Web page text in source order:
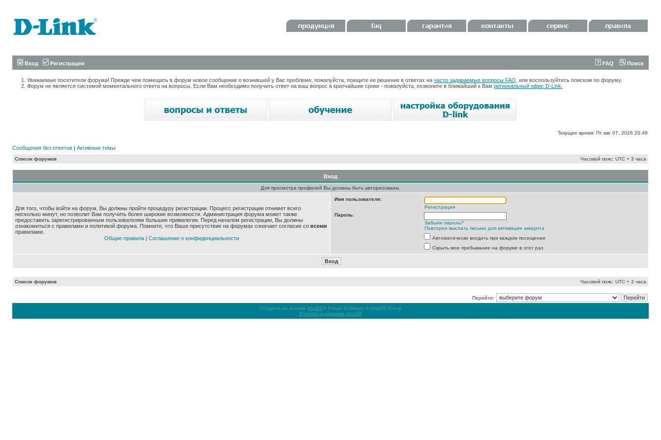
Вход Регистрация FAQ Поиск
Уважаемые посетители форума! Прежде чем помещать в форум новое сообщение о возникшей у Вас проблеме, пожалуйста, поищите ее решение в ответах на часто задаваемые вопросы FAQ , или воспользуйтесь поиском по форуму.
Форум не является системой моментального ответа на вопросы. Если Вам необходимо получить ответ на ваш вопрос в кратчайшие сроки - пожалуйста, позвоните в ближайший к Вам региональный офис D-Link.
Текущее время: Пт авг 07, 2026 20:49
Сообщения без ответов | Активные темы
Список форумов Часовой пояс: UTC + 3 часа
Вход
Для просмотра профилей Вы должны быть авторизованы.
Для того, чтобы войти на форум, Вы должны пройти процедуру регистрации. Процесс регистрации отнимет всего
несколько минут, но позволит Вам получить более широкие возможности. Администрация форума может также
предоставить зарегистрированным пользователям большие привилегии. Перед началом регистрации, Вы должны
ознакомиться с правилами и политикой форума. Помните, что Ваше присутствие на форумах означает согласие со всеми
правилами.
Общие правила| Соглашение о конфиденциальности
Имя пользователя:
Регистрация
Пароль:
Забыли пароль?
Повторно выслать письмо для активации аккаунта
Автоматически входить при каждом посещении
Скрыть мое пребывание на форуме в этот раз
Список форумов Часовой пояс: UTC + 3 часа
Перейти:
Создано на основе phpBB® Forum Software © phpBB Group
Русская поддержка phpBB